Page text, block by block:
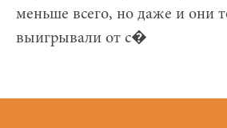
меньше всего, но даже и они
выигрывали от с�